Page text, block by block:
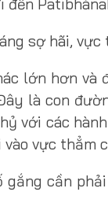
sợ hãi,
lớn hơn
là con
với các
vực thẳm
gắng cần